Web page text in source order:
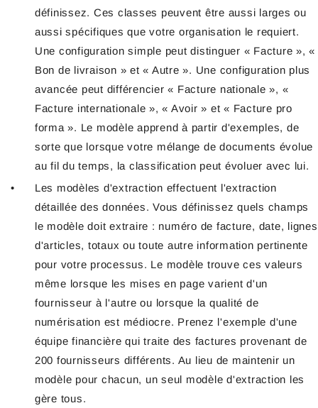
définissez. Ces classes peuvent être aussi larges ou
aussi spécifiques que votre organisation le requiert.
Une configuration simple peut distinguer « Facture », «
Bon de livraison » et « Autre ». Une configuration plus
avancée peut différencier « Facture nationale », «
Facture internationale », « Avoir » et « Facture pro
forma ». Le modèle apprend à partir d'exemples, de
sorte que lorsque votre mélange de documents évolue
au fil du temps, la classification peut évoluer avec lui.
Les modèles d'extraction effectuent l'extraction
détaillée des données. Vous définissez quels champs
le modèle doit extraire : numéro de facture, date, lignes
d'articles, totaux ou toute autre information pertinente
pour votre processus. Le modèle trouve ces valeurs
même lorsque les mises en page varient d'un
fournisseur à l'autre ou lorsque la qualité de
numérisation est médiocre. Prenez l'exemple d'une
équipe financière qui traite des factures provenant de
200 fournisseurs différents. Au lieu de maintenir un
modèle pour chacun, un seul modèle d'extraction les
gère tous.